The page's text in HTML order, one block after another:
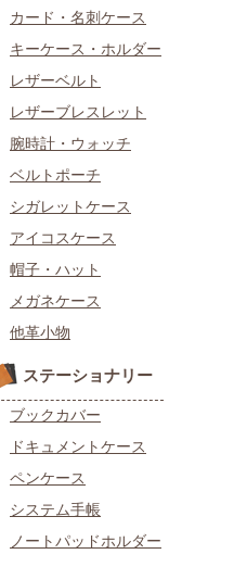
カード・名刺ケース
キーケース・ホルダー
レザーベルト
レザーブレスレット
腕時計・ウォッチ
ベルトポーチ
シガレットケース
アイコスケース
帽子・ハット
メガネケース
他革小物
ステーショナリー
ブックカバー
ドキュメントケース
ペンケース
システム手帳
ノートパッドホルダー